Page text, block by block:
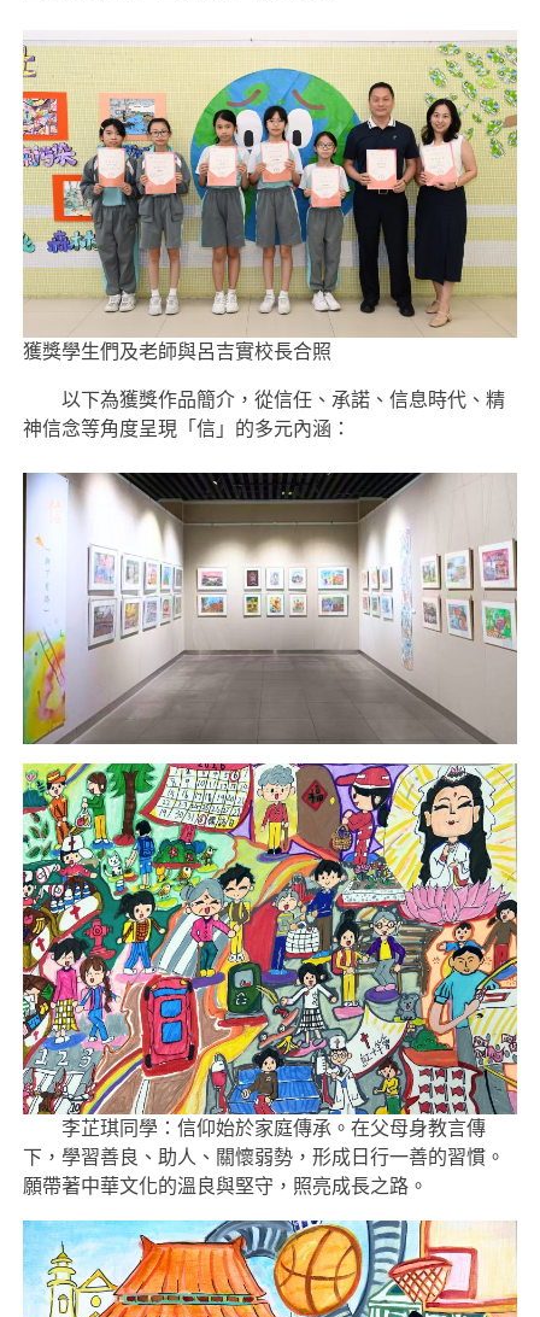
獲獎學生們及老師與呂吉實校長合照
以下為獲獎作品簡介，從信任、承諾、信息時代、精
神信念等角度呈現「信」的多元內涵：
李芷琪同學：信仰始於家庭傳承。在父母身教言傳
下，學習善良、助人、關懷弱勢，形成日行一善的習慣。
願帶著中華文化的溫良與堅守，照亮成長之路。